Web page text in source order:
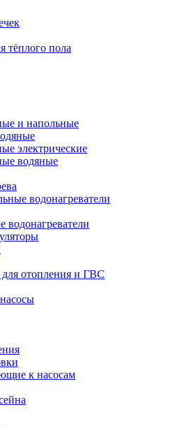
тёплого пола
и напольные
электрические
водяные
водонагреватели
водонагреватели
отопления и ГВС
к насосам